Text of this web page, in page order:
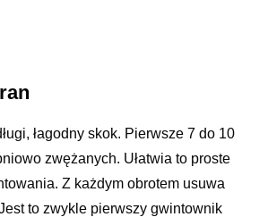
łagodny skok. Pierwsze 7 do 10
zwężanych. Ułatwia to proste
Z każdym obrotem usuwa
to zwykle pierwszy gwintownik